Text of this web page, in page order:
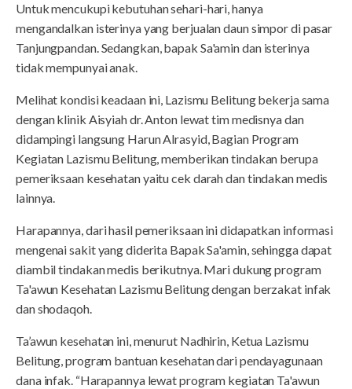
Untuk mencukupi kebutuhan sehari-hari, hanya
mengandalkan isterinya yang berjualan daun simpor di pasar
Tanjungpandan. Sedangkan, bapak Sa'amin dan isterinya
tidak mempunyai anak.
Melihat kondisi keadaan ini, Lazismu Belitung bekerja sama
dengan klinik Aisyiah dr. Anton lewat tim medisnya dan
didampingi langsung Harun Alrasyid, Bagian Program
Kegiatan Lazismu Belitung, memberikan tindakan berupa
pemeriksaan kesehatan yaitu cek darah dan tindakan medis
lainnya.
Harapannya, dari hasil pemeriksaan ini didapatkan informasi
mengenai sakit yang diderita Bapak Sa'amin, sehingga dapat
diambil tindakan medis berikutnya. Mari dukung program
Ta'awun Kesehatan Lazismu Belitung dengan berzakat infak
dan shodaqoh.
Ta’awun kesehatan ini, menurut Nadhirin, Ketua Lazismu
Belitung, program bantuan kesehatan dari pendayagunaan
dana infak. “Harapannya lewat program kegiatan Ta'awun